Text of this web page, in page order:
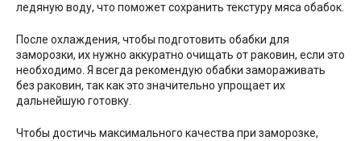
ледяную воду, что поможет сохранить текстуру мяса обабок.
После охлаждения, чтобы подготовить обабки для
заморозки, их нужно аккуратно очищать от раковин, если это
необходимо. Я всегда рекомендую обабки замораживать
без раковин, так как это значительно упрощает их
дальнейшую готовку.
Чтобы достичь максимального качества при заморозке,